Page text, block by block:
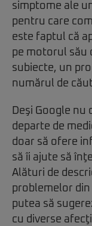
simptome ale
pentru care
este faptul că
pe motorul său
subiecte, un
numărul de
Deşi Google
departe de
doar să ofere
să îi ajute să
Alături de
problemelor din
putea să
cu diverse